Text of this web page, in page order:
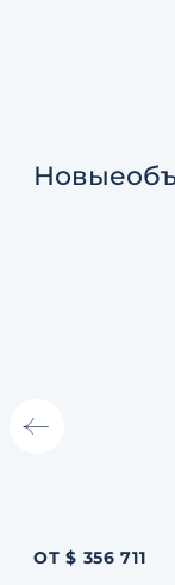
Новые
ОТ $ 356 711